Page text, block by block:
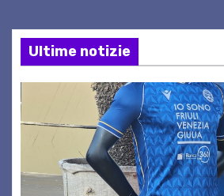
Ultime notizie